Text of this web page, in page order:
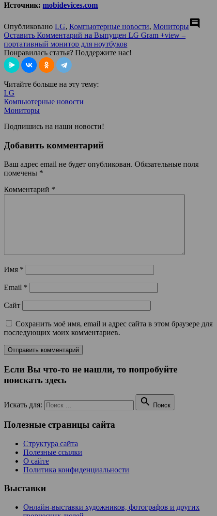
Источник: mobidevices.com
Опубликовано LG, Компьютерные новости, Мониторыcomment
Оставить Комментарий на Выпущен LG Gram +view –
портативный монитор для ноутбуков
Понравилась статья? Поддержите нас!
Читайте больше на эту тему:
LG
Компьютерные новости
Мониторы
Подпишись на наши новости!
Добавить комментарий
Ваш адрес email не будет опубликован. Обязательные поля
помечены *
Комментарий *
Имя *
Email *
Сайт
Сохранить моё имя, email и адрес сайта в этом браузере для
последующих моих комментариев.
Если Вы что-то не нашли, то попробуйте
поискать здесь
Искать для:  Поиск
Полезные страницы сайта
Структура сайта
Полезные ссылки
О сайте
Политика конфиденциальности
Выставки
Онлайн-выставки художников, фотографов и других